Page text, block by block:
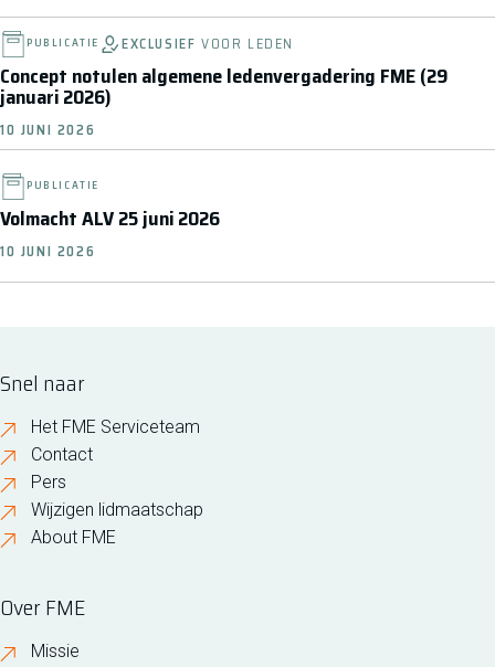
PUBLICATIE EXCLUSIEF VOOR LEDEN
Concept notulen algemene ledenvergadering FME (29
januari 2026)
10 JUNI 2026
PUBLICATIE
Volmacht ALV 25 juni 2026
10 JUNI 2026
Snel naar
Het FME Serviceteam
Contact
Pers
Wijzigen lidmaatschap
About FME
Over FME
Missie